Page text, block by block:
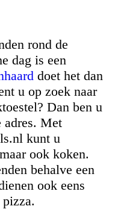
rond de
dag is een
doet het dan
u op zoek naar
Dan ben u
adres. Met
kunt u
ook koken.
behalve een
ook eens